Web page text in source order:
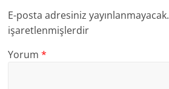
E-posta adresiniz yayınlanmayacak.
işaretlenmişlerdir
Yorum*